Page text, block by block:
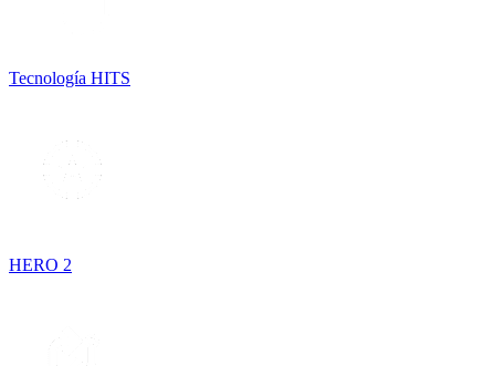
Tecnología HITS
HERO 2